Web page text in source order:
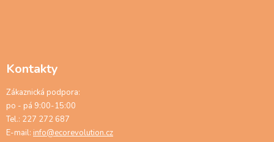
Kontakty
Zákaznická podpora:
po - pá 9:00-15:00
Tel.: 227 272 687
E-mail: info@ecorevolution.cz